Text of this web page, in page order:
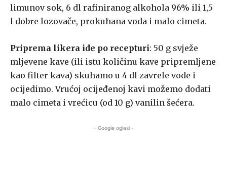
limunov sok, 6 dl rafiniranog alkohola 96% ili 1,5
l dobre lozovače, prokuhana voda i malo cimeta.
Priprema likera ide po recepturi: 50 g svježe
mljevene kave (ili istu količinu kave pripremljene
kao filter kava) skuhamo u 4 dl zavrele vode i
ocijedimo. Vrućoj ocijeđenoj kavi možemo dodati
malo cimeta i vrećicu (od 10 g) vanilin šećera.
- Google oglasi -